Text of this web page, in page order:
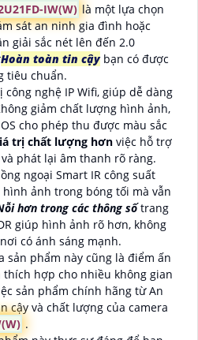
IW(W) là một lựa chọn
sát an ninh gia đình hoặc
giải sắc nét lên đến 2.0
Hoàn toàn tin cậybạn có được
tiêu chuẩn.
nghệ IP Wifi, giúp dễ dàng
giảm chất lượng hình ảnh,
cho phép thu được màu sắc
trị chất lượng hơn việc hỗ trợ
phát lại âm thanh rõ ràng.
ngoại Smart IR công suất
ảnh trong bóng tối mà vẫn
hơn trong các thông sốtrang
giúp hình ảnh rõ hơn, không
có ánh sáng mạnh.
sản phẩm này cũng là điểm ấn
hợp cho nhiều không gian
sản phẩm chính hãng từ An
cậy và chất lượng của camera
.